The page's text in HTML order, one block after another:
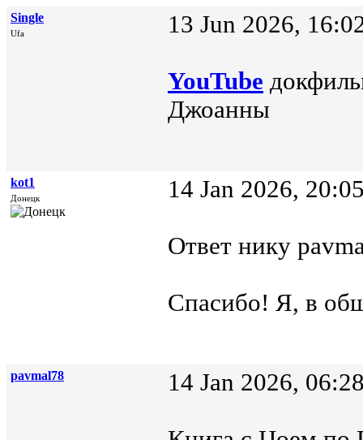
Single
Ufa 13 Jun 2026,
YouTube
Джоанны
kot1
Донецк 14 Jan 2026,
Ответ нику
Спасибо! Я, в
pavmal78 14 Jan 2026,